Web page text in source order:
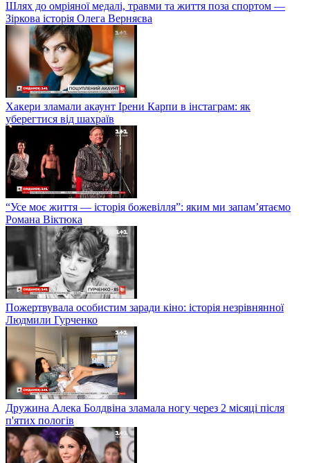
Шлях до омріяної медалі, травми та життя поза спортом —
Зіркова історія Олега Верняєва
Хакери зламали акаунт Ірени Карпи в інстаграм: як
уберегтися від шахраїв
“Усе моє життя — історія божевілля”: яким ми запам’ятаємо
Романа Віктюка
Пожертвувала особистим заради кіно: історія незрівнянної
Людмили Гурченко
Дружина Алека Болдвіна зламала ногу через 2 місяці після
п'ятих пологів